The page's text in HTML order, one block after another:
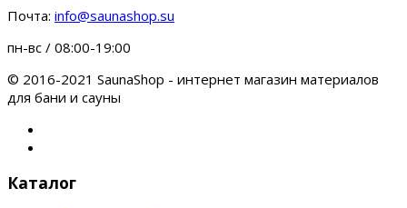
Почта: info@saunashop.su
пн-вс / 08:00-19:00
© 2016-2021 SaunaShop - интернет магазин материалов
для бани и сауны
Каталог